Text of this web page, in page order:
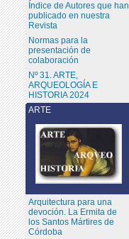
ARTE
Arquitectura para una
devoción. La Ermita de
los Santos Mártires de
Córdoba
Índice de Autores que han
publicado en nuestra
Revista
Normas para la
presentación de
colaboración
Nº 31. ARTE,
ARQUEOLOGÍA E
HISTORIA 2024